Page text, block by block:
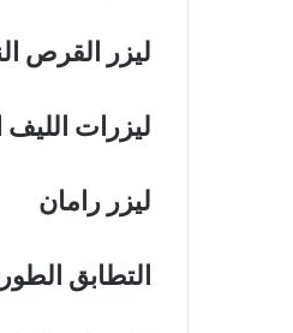
ليزر القرص
ليزرات
ليزر رامان
التطابق